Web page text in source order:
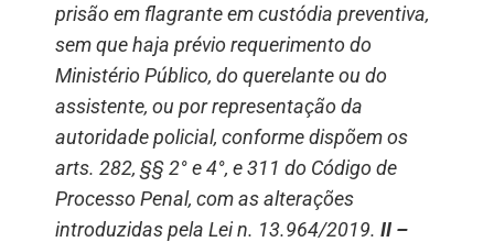
prisão em flagrante em custódia preventiva,
sem que haja prévio requerimento do
Ministério Público, do querelante ou do
assistente, ou por representação da
autoridade policial, conforme dispõem os
arts. 282, §§ 2° e 4°, e 311 do Código de
Processo Penal, com as alterações
introduzidas pela Lei n. 13.964/2019. II –